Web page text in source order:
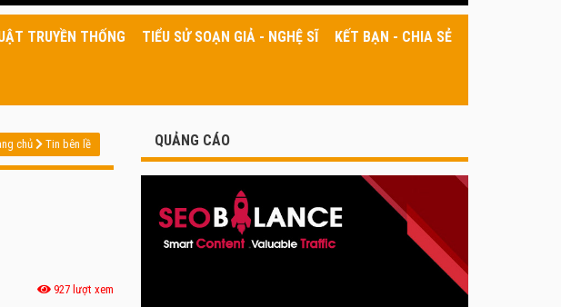
TRUYỀN THỐNG TIỂU SỬ SOẠN GIẢ - NGHỆ SĨ KẾT BẠN - CHIA SẺ
chủ Tin bên lề
927 lượt xem
QUẢNG CÁO